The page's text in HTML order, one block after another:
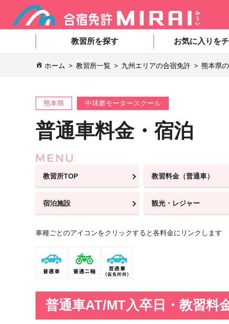
教習所を探す お気に入りを
ホーム 教習所一覧 九州エリアの合宿免許 熊本県
熊本県 中球磨モータースクール
普通車料金・宿泊
教習所TOP 教習料金（普通車）
宿泊施設 観光・レジャー
車種ごとのアイコンをクリックすると各料金にリンクします
普通車AT/MT入卒日・教習料